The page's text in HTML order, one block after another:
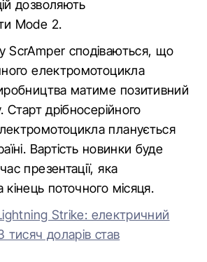
дозволяють
Mode 2.
ScrAmper сподіваються, що
електромотоцикла
матиме позитивний
Старт дрібносерійного
планується
Вартість новинки буде
презентації, яка
кінець поточного місяця.
Strike: електричний
тисяч доларів став